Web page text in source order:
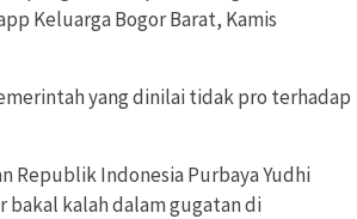
Keluarga Bogor Barat, Kamis
yang dinilai tidak pro terhadap
Republik Indonesia Purbaya Yudhi
bakal kalah dalam gugatan di